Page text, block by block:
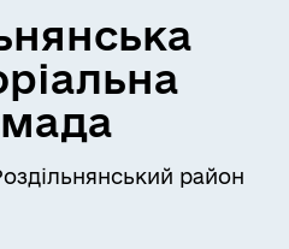
район